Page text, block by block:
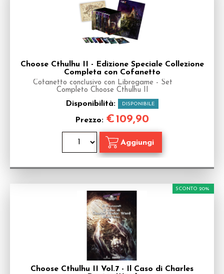
Choose Cthulhu II - Edizione Speciale Collezione
Completa con Cofanetto
Cofanetto conclusivo con Librogame - Set
Completo Choose Cthulhu II
Disponibilità: DISPONIBILE
Prezzo: €109,90
Choose Cthulhu II Vol.7 - Il Caso di Charles
SCONTO 20%